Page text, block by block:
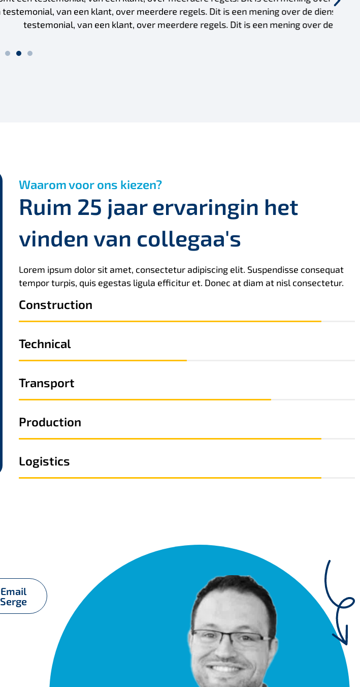
is een mening over de diensten of service. Hier komt een
Dit is een mening over de diensten of service"
Waarom voor ons kiezen?
Ruim 25 jaar ervaringin het
vinden van collegaa's
Lorem ipsum dolor sit amet, consectetur adipiscing elit. Suspendisse consequat
tempor turpis, quis egestas ligula efficitur et. Donec at diam at nisl consectetur.
Construction
Technical
Transport
Production
Logistics
Email
Serge